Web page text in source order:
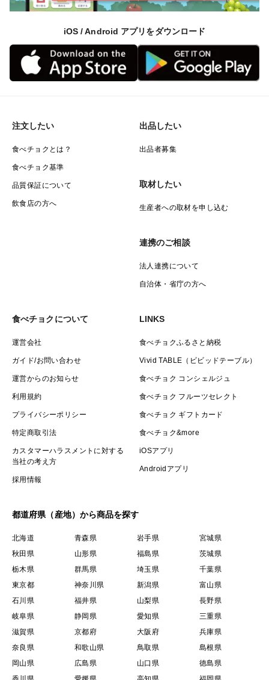
iOS / Android アプリをダウンロード
注文したい
食べチョクとは？
食べチョク基準
品質保証について
飲食店の方へ
出品したい
出品者募集
取材したい
生産者への取材を申し込む
連携のご相談
法人連携について
自治体・省庁の方へ
食べチョクについて
運営会社
ガイド/お問い合わせ
運営からのお知らせ
利用規約
プライバシーポリシー
特定商取引法
カスタマーハラスメントに対する
当社の考え方
採用情報
LINKS
食べチョクふるさと納税
Vivid TABLE（ビビッドテーブル）
食べチョク コンシェルジュ
食べチョク フルーツセレクト
食べチョク ギフトカード
食べチョク&more
iOSアプリ
Androidアプリ
都道府県（産地）から商品を探す
北海道 青森県 岩手県
宮城県
秋田県
山形県 福島県
茨城県
栃木県
群馬県 埼玉県
千葉県
東京都
神奈川県 新潟県
富山県
石川県
福井県 山梨県
長野県
岐阜県
静岡県 愛知県
三重県
滋賀県
京都府 大阪府
兵庫県
奈良県
和歌山県 鳥取県
島根県
岡山県
広島県 山口県
徳島県